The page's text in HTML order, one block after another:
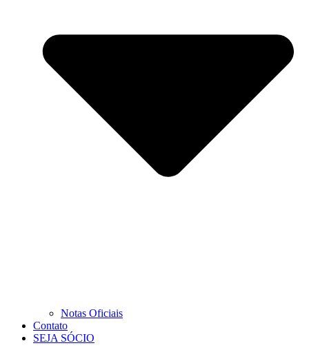
Notas Oficiais
Contato
SEJA SÓCIO